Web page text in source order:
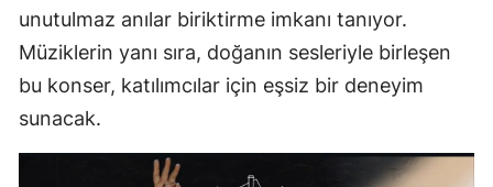
unutulmaz anılar biriktirme imkanı tanıyor.
Müziklerin yanı sıra, doğanın sesleriyle birleşen
bu konser, katılımcılar için eşsiz bir deneyim
sunacak.